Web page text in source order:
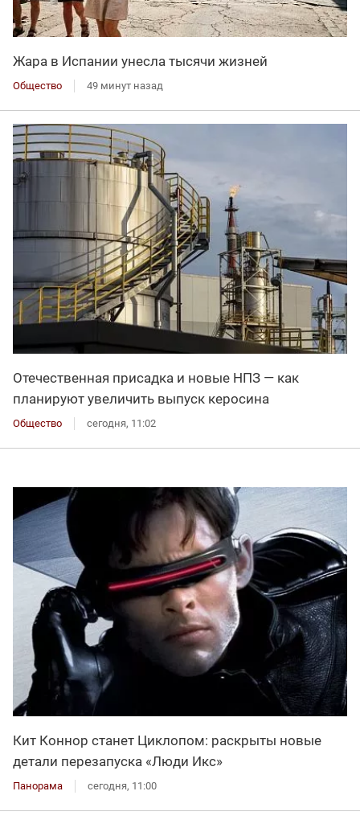
Жара в Испании унесла тысячи жизней
Общество 49 минут назад
Отечественная присадка и новые НПЗ — как
планируют увеличить выпуск керосина
Общество сегодня, 11:02
Кит Коннор станет Циклопом: раскрыты новые
детали перезапуска «Люди Икс»
Панорама сегодня, 11:00